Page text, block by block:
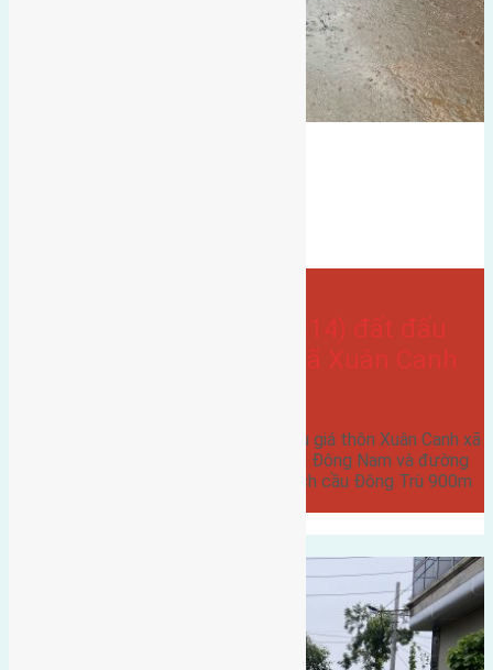
Cần bán 142m2(10,2×14) đất đấu
giá thôn Xuân Canh xã Xuân Canh
Cần bán 142m2(10,2x14) đất đấu giá thôn Xuân Canh xã
Xuân Canh đường rộng 7m hướng Đông Nam và đường
6m hướng Tây Nam ( lô góc ) cách cầu Đông Trù 900m